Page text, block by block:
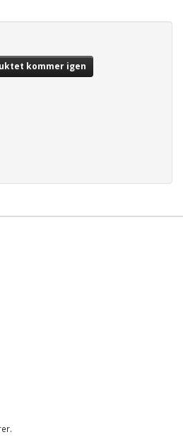
kommer igen